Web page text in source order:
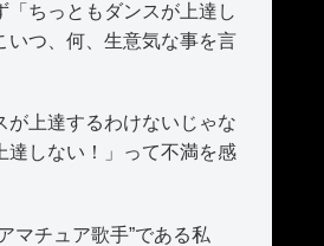
ちっともダンスが上達し
いつ、何、生意気な事を言
上達するわけないじゃな
達しない！」って不満を感
マチュア歌手”である私